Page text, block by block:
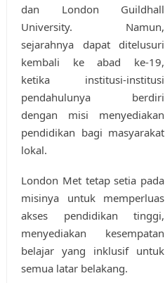
dan London Guildhall
University. Namun,
sejarahnya dapat ditelusuri
kembali ke abad ke-19,
ketika institusi-institusi
pendahulunya berdiri
dengan misi menyediakan
pendidikan bagi masyarakat
lokal.
London Met tetap setia pada
misinya untuk memperluas
akses pendidikan tinggi,
menyediakan kesempatan
belajar yang inklusif untuk
semua latar belakang.